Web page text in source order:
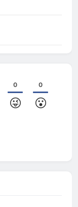
0
😜
0
😮